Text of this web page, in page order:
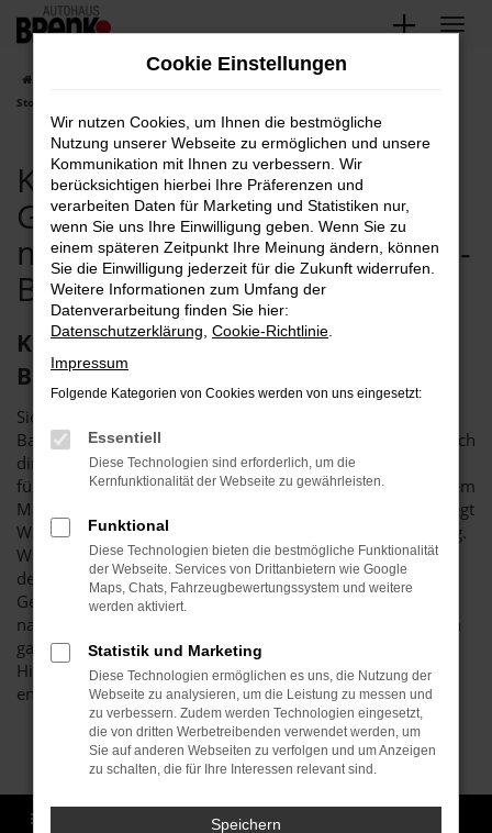
Zum
springen
Stonic Gebrauchtwagen Angebote mit Lieferservice nach Baden-Baden
Kia Baden-Baden, Kia Stonic
Gebrauchtwagen Angebote
mit Lieferservice nach Baden-
Baden
Kia Stonic Gebrauchtwagen – für
Baden-Baden bei Brenk
Sie suchen einen Kia Stonic Gebrauchtwagen für Baden-
Baden? Dann fackeln Sie nicht lang, sondern wenden Sie sich
direkt an uns. Das Autohaus Brenk ist der perfekte Partner
für Gebrauchtfahrzeuge und seit mehr als 40 Jahren auf dem
Markt. Unser Unternehmen schreibt Vertrauen groß und legt
Wert auf eine langfristige Kundinnen- bzw. Kundenbindung.
Was das bedeutet? Vor allem, dass wir als Familienbetrieb
den erstklassigen Zustand all unserer Kia Stonic
Gebrauchtwagen sicherstellen und erst dann den Verkauf
nach Baden-Baden oder einen anderen Ort zulassen, wenn
garantiert keine Beschädigungen oder Fehler vorliegen.
Hierfür verantwortlich ist unsere Kfz-Meisterwerkstatt, die
enorm hohe Maßstäbe hinsichtlich der Qualität anlegt.
Cookie Einstellungen
Wir nutzen Cookies, um Ihnen die bestmögliche
Nutzung unserer Webseite zu ermöglichen und unsere
Kommunikation mit Ihnen zu verbessern. Wir
berücksichtigen hierbei Ihre Präferenzen und
verarbeiten Daten für Marketing und Statistiken nur,
wenn Sie uns Ihre Einwilligung geben. Wenn Sie zu
einem späteren Zeitpunkt Ihre Meinung ändern, können
Sie die Einwilligung jederzeit für die Zukunft widerrufen.
Weitere Informationen zum Umfang der
Datenverarbeitung finden Sie hier:
Datenschutzerklärung Cookie-Richtlinie
Impressum
Folgende Kategorien von Cookies werden von uns eingesetzt:
Essentiell
Diese Technologien sind erforderlich, um die
Kernfunktionalität der Webseite zu gewährleisten.
Funktional
Diese Technologien bieten die bestmögliche Funktionalität
der Webseite. Services von Drittanbietern wie Google
Maps, Chats, Fahrzeugbewertungssystem und weitere
werden aktiviert.
Statistik und Marketing
Diese Technologien ermöglichen es uns, die Nutzung der
Webseite zu analysieren, um die Leistung zu messen und
zu verbessern. Zudem werden Technologien eingesetzt,
die von dritten Werbetreibenden verwendet werden, um
Sie auf anderen Webseiten zu verfolgen und um Anzeigen
zu schalten, die für Ihre Interessen relevant sind.
Speichern